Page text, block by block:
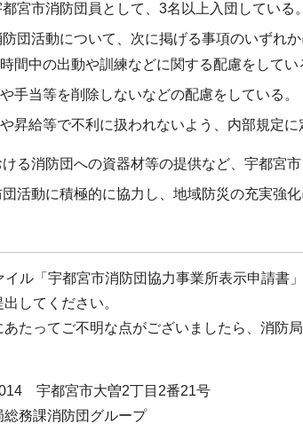
宮市消防団員として、3名以上入団している。
団活動について、次に掲げる事項のいずれか
間中の出動や訓練などに関する配慮をしてい
手当等を削除しないなどの配慮をしている。
昇給等で不利に扱われないよう、内部規定に
る消防団への資器材等の提供など、宇都宮市
活動に積極的に協力し、地域防災の充実強
ル「宇都宮市消防団協力事業所表示申請書
してください。
たってご不明な点がございましたら、消防局
宇都宮市大曽2丁目2番21号
務課消防団グループ